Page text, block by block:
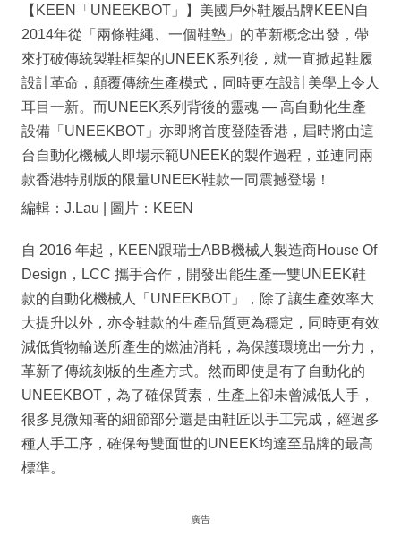
【KEEN「UNEEKBOT」】美國戶外鞋履品牌KEEN自
2014年從「兩條鞋繩、一個鞋墊」的革新概念出發，帶
來打破傳統製鞋框架的UNEEK系列後，就一直掀起鞋履
設計革命，顛覆傳統生產模式，同時更在設計美學上令人
耳目一新。而UNEEK系列背後的靈魂 — 高自動化生產
設備「UNEEKBOT」亦即將首度登陸香港，屆時將由這
台自動化機械人即場示範UNEEK的製作過程，並連同兩
款香港特別版的限量UNEEK鞋款一同震撼登場！
編輯：J.Lau | 圖片：KEEN
自 2016 年起，KEEN跟瑞士ABB機械人製造商House Of
Design，LCC 攜手合作，開發出能生產一雙UNEEK鞋
款的自動化機械人「UNEEKBOT」，除了讓生產效率大
大提升以外，亦令鞋款的生產品質更為穩定，同時更有效
減低貨物輸送所產生的燃油消耗，為保護環境出一分力，
革新了傳統刻板的生產方式。然而即使是有了自動化的
UNEEKBOT，為了確保質素，生產上卻未曾減低人手，
很多見微知著的細節部分還是由鞋匠以手工完成，經過多
種人手工序，確保每雙面世的UNEEK均達至品牌的最高
標準。
廣告